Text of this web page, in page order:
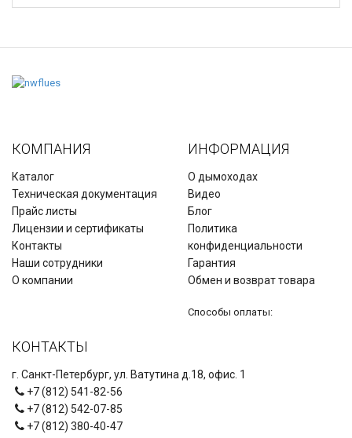
КОМПАНИЯ
Каталог
Техническая документация
Прайс листы
Лицензии и сертификаты
Контакты
Наши сотрудники
О компании
ИНФОРМАЦИЯ
О дымоходах
Видео
Блог
Политика
конфиденциальности
Гарантия
Обмен и возврат товара
Способы оплаты:
КОНТАКТЫ
г. Санкт-Петербург, ул. Ватутина д.18, офис. 1
+7 (812) 541-82-56
+7 (812) 542-07-85
+7 (812) 380-40-47